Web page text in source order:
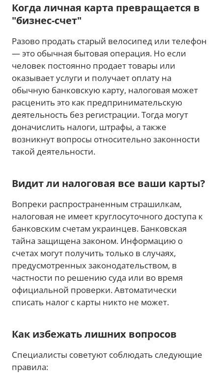
Когда личная карта превращается в
"бизнес-счет"
Разово продать старый велосипед или телефон
— это обычная бытовая операция. Но если
человек постоянно продает товары или
оказывает услуги и получает оплату на
обычную банковскую карту, налоговая может
расценить это как предпринимательскую
деятельность без регистрации. Тогда могут
доначислить налоги, штрафы, а также
возникнут вопросы относительно законности
такой деятельности.
Видит ли налоговая все ваши карты?
Вопреки распространенным страшилкам,
налоговая не имеет круглосуточного доступа к
банковским счетам украинцев. Банковская
тайна защищена законом. Информацию о
счетах могут получить только в случаях,
предусмотренных законодательством, в
частности по решению суда или во время
официальной проверки. Автоматически
списать налог с карты никто не может.
Как избежать лишних вопросов
Специалисты советуют соблюдать следующие
правила: